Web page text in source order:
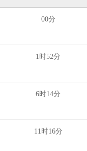
00分
1时52分
6时14分
11时16分